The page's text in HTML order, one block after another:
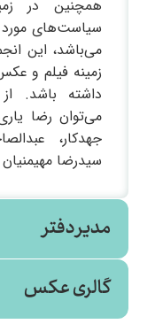
همچنین در
سیاست‌های مورد
می‌باشد، این
داشته باشد.
می‌توان رضا
جهدکار،
سیدرضا مهیمنیان
مدیر دفتر
گالری عکس